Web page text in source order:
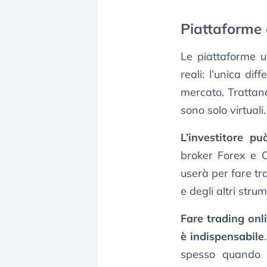
Piattaforme
Le piattaforme
reali: l’unica
mercato.
sono solo virtuali.
L’investitore
broker Forex e
userà per fare
e degli altri
Fare trading
è indispensabile
spesso